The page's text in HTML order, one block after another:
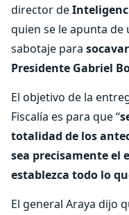
director de
quien se le apunta
sabotaje para
Presidente Gabriel
El objetivo de la
Fiscalía es para que “
totalidad de los
sea precisamente el
establezca todo lo
El general Araya dijo